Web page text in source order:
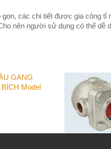
gọn, các chi tiết được gia công
nên người sử dụng có thể dễ